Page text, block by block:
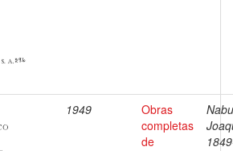
1949
Obras
completas
de